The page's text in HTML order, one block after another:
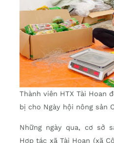
Thành viên HTX Tài Hoan
bị cho Ngày hội nông sản
Những ngày qua, cơ sở
Hợp tác xã Tài Hoan (xã